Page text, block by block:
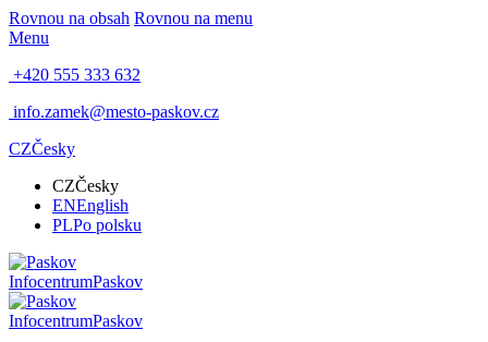
Rovnou na obsah Rovnou na menu
Menu
+420 555 333 632
info.zamek@mesto-paskov.cz
CZČesky
CZČesky
ENEnglish
PLPo polsku
InfocentrumPaskov
InfocentrumPaskov